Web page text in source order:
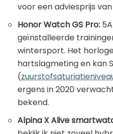
voor een adviesprijs
Honor Watch GS Pro:
geïnstalleerde
wintersport. Het
hartslagmeting en kan
(
ergens in 2020
bekend.
Alpina X Alive